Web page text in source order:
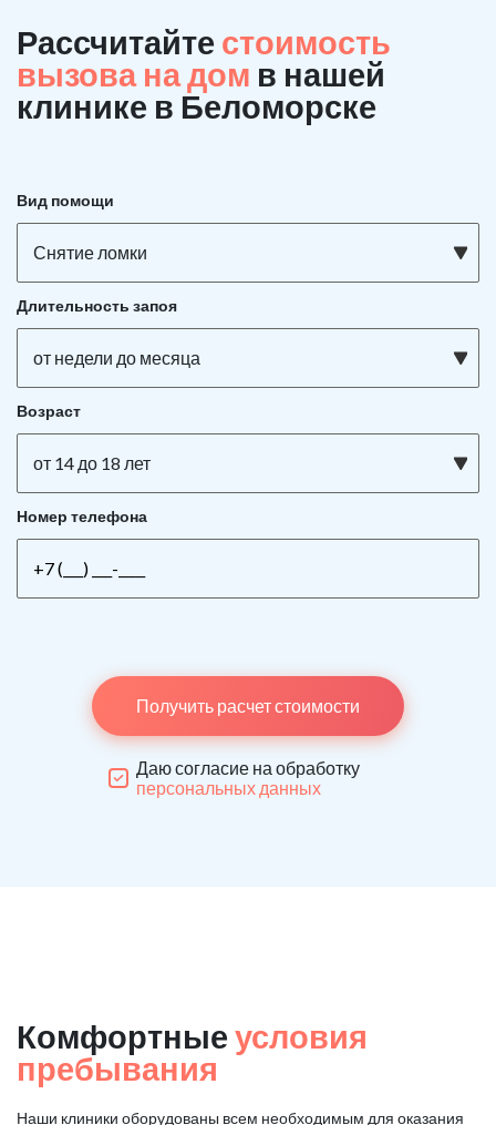
Рассчитайте стоимость
вызова на дом в нашей
клинике в Беломорске
Вид помощи
Снятие ломки
Длительность запоя
от недели до месяца
Возраст
от 14 до 18 лет
Номер телефона
Получить расчет стоимости
Даю согласие на обработку
персональных данных
Комфортные условия
пребывания
Наши клиники оборудованы всем необходимым для оказания